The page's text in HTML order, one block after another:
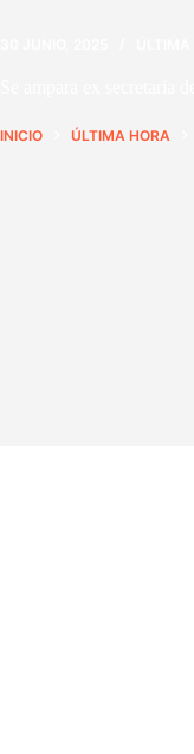
INICIO ÚLTIMA HORA